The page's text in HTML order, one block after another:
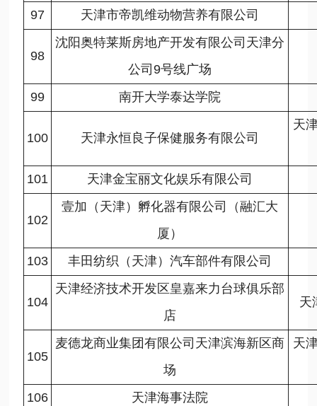
97
天津市帝凯维动物营养有限公司
98
沈阳奥特莱斯房地产开发有限公司天津分
公司9号线广场
99
南开大学泰达学院
100 天津永恒良子保健服务有限公司
天
101 天津金宝丽文化娱乐有限公司
102
壹加（天津）孵化器有限公司（融汇大
厦）
103
丰田纺织（天津）汽车部件有限公司
104
天津经济技术开发区皇嘉来力台球俱乐部
店
天
105
麦德龙商业集团有限公司天津滨海新区商
场
天
106 天津海事法院